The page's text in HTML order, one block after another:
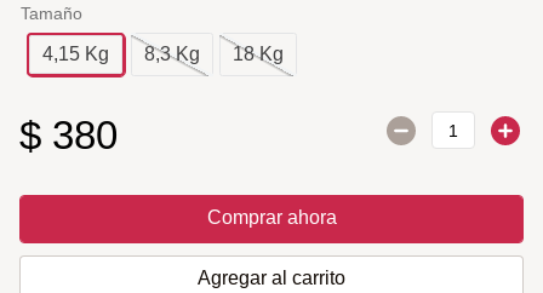
Tamaño
4,15 Kg 8,3 Kg 18 Kg
$ 380
Comprar ahora
Agregar al carrito